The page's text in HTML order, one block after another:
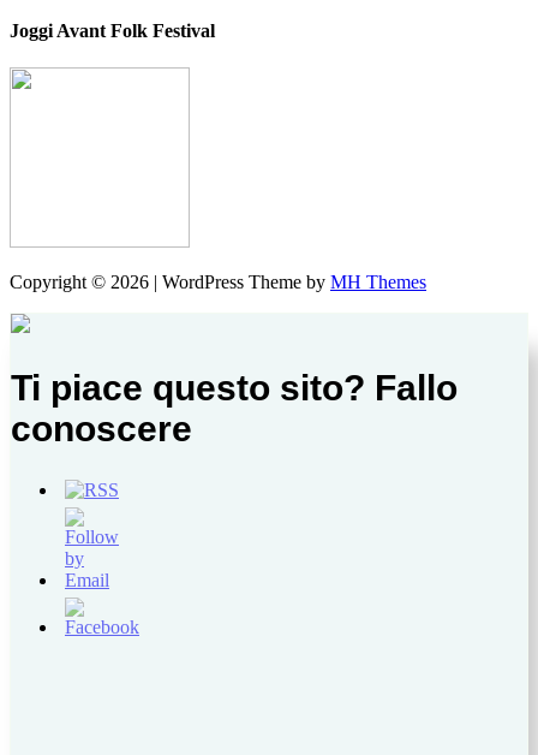
Joggi Avant Folk Festival
Copyright © 2026 | WordPress Theme by MH Themes
Ti piace questo sito? Fallo
conoscere